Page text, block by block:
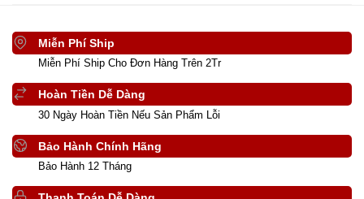
Miễn Phí Ship
Miễn Phí Ship Cho Đơn Hàng Trên 2Tr
Hoàn Tiền Dễ Dàng
30 Ngày Hoàn Tiền Nếu Sản Phẩm Lỗi
Bảo Hành Chính Hãng
Bảo Hành 12 Tháng